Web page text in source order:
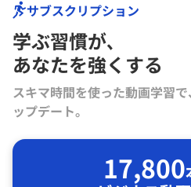
サブスクリプション
学ぶ習慣が､
あなたを強くする
スキマ時間を使った動画学習
ップデート。
17,800